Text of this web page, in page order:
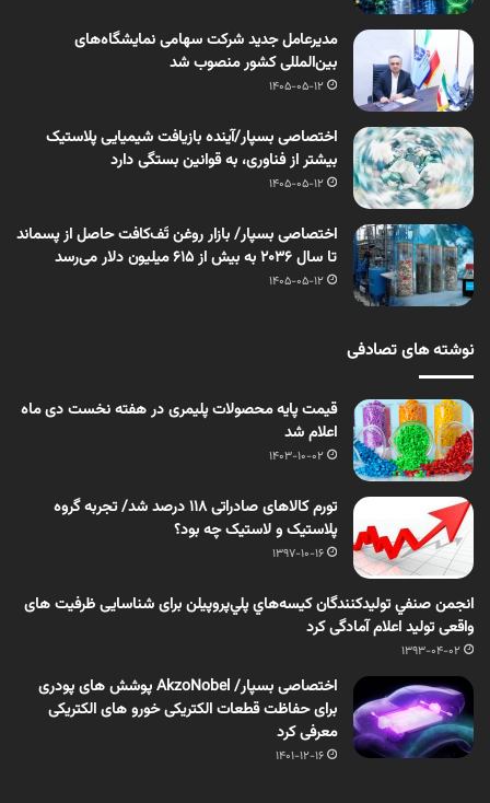
مدیرعامل جدید شرکت سهامی نمایشگاه‌های
بین‌المللی کشور منصوب شد
1405-05-12
اختصاصی بسپار/آینده بازیافت شیمیایی پلاستیک
بیشتر از فناوری، به قوانین بستگی دارد
1405-05-12
اختصاصی بسپار/ بازار روغن تَف‌کافت حاصل از پسماند
تا سال ۲۰۳۶ به بیش از ۶۱۵ میلیون دلار می‌رسد
1405-05-12
نوشته های تصادفی
قیمت پایه محصولات پلیمری در هفته نخست دی ماه
اعلام شد
1403-10-02
تورم کالاهای صادراتی ۱۱۸ درصد شد/ تجربه گروه
پلاستیک و لاستیک چه بود؟
1397-10-16
انجمن صنفي توليدكنندگان كيسه‌هاي پلي‌پرو‌پيلن برای شناسایی ظرفیت های
واقعی تولید اعلام آمادگی کرد
1393-04-02
اختصاصی بسپار/ AkzoNobel پوشش های پودری
برای حفاظت قطعات الکتریکی خورو های الکتریکی
معرفی کرد
1401-12-16